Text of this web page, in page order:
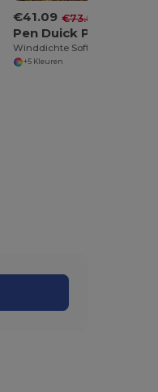
€41.09 €73.80
Pen Duick PK770
+5 Kleuren